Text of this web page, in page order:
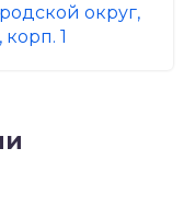
округ,
1